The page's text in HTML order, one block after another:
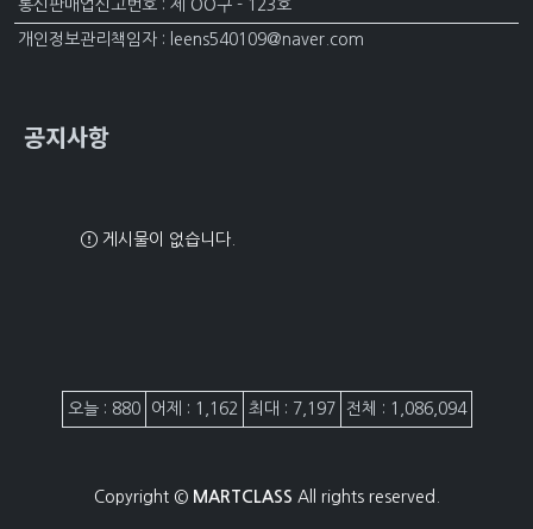
통신판매업신고번호 : 제 OO구 - 123호
개인정보관리책임자 : leens540109@naver.com
공지사항
게시물이 없습니다.
접속자집계
오늘 : 880 어제 : 1,162 최대 : 7,197 전체 : 1,086,094
Copyright © MARTCLASS All rights reserved.